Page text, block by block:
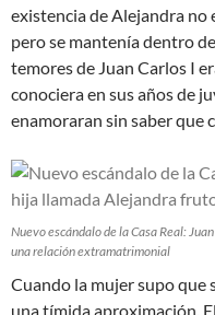
existencia de Alejandra no
pero se mantenía dentro
temores de Juan Carlos I
conociera en sus años de
enamoraran sin saber que
Nuevo escándalo de la Casa Real:
una relación extramatrimonial
Cuando la mujer supo que
una tímida aproximación.